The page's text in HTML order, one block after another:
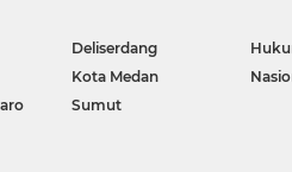
Deliserdang
Kota Medan
Sumut